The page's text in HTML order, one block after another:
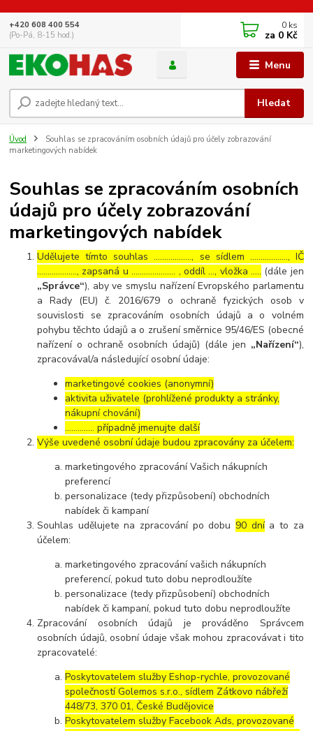
Menu
Hledat
+420 608 400 554
(Po-Pá, 8-15 hod.)
0 ks
za 0 Kč
Úvod
Souhlas se zpracováním osobních údajů pro účely zobrazování
marketingových nabídek
Souhlas se zpracováním osobních
údajů pro účely zobrazování
marketingových nabídek
Udělujete tímto souhlas ……………..., se sídlem ………………, IČ
………………., zapsaná u ………………… , oddíl …, vložka ….. (dále jen
„Správce“), aby ve smyslu nařízení Evropského parlamentu
a Rady (EU) č. 2016/679 o ochraně fyzických osob v
souvislosti se zpracováním osobních údajů a o volném
pohybu těchto údajů a o zrušení směrnice 95/46/ES (obecné
nařízení o ochraně osobních údajů) (dále jen „Nařízení“),
zpracovával/a následující osobní údaje:
marketingové cookies (anonymní)
aktivita uživatele (prohlížené produkty a stránky,
nákupní chování)
………….. případně jmenujte další
Výše uvedené osobní údaje budou zpracovány za účelem:
marketingového zpracování Vašich nákupních
preferencí
personalizace (tedy přizpůsobení) obchodních
nabídek či kampaní
Souhlas udělujete na zpracování po dobu 90 dnía to za
účelem:
marketingového zpracování vašich nákupních
preferencí, pokud tuto dobu neprodloužíte
personalizace (tedy přizpůsobení) obchodních
nabídek či kampaní, pokud tuto dobu neprodloužíte
Zpracování osobních údajů je prováděno Správcem
osobních údajů, osobní údaje však mohou zpracovávat i tito
zpracovatelé:
Poskytovatelem služby Eshop-rychle, provozované
společností Golemos s.r.o., sídlem Zátkovo nábřeží
448/73, 370 01, České Budějovice
Poskytovatelem služby Facebook Ads, provozované